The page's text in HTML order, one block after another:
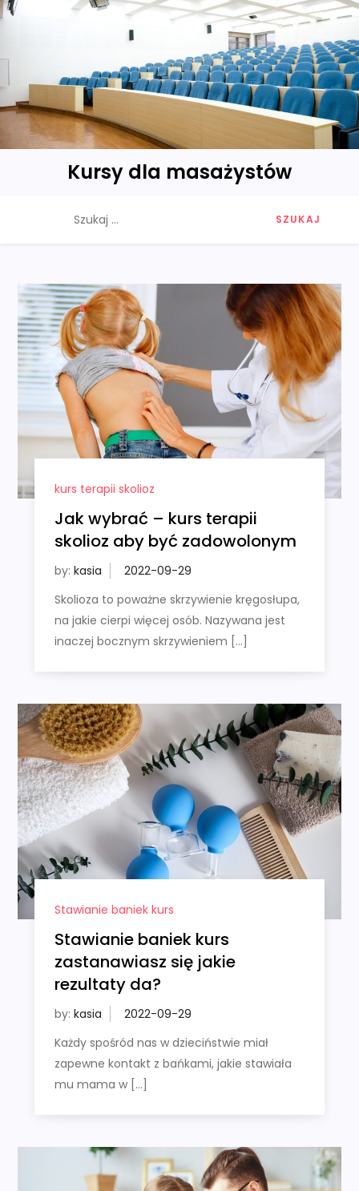
Skip
Kursy dla masażystów
kurs terapii skolioz
Jak wybrać – kurs terapii
skolioz aby być zadowolonym
by: kasia
Skolioza to poważne skrzywienie kręgosłupa,
na jakie cierpi więcej osób. Nazywana jest
inaczej bocznym skrzywieniem […]
Stawianie baniek kurs
Stawianie baniek kurs
zastanawiasz się jakie
rezultaty da?
by: kasia
Każdy spośród nas w dzieciństwie miał
zapewne kontakt z bańkami, jakie stawiała
mu mama w […]